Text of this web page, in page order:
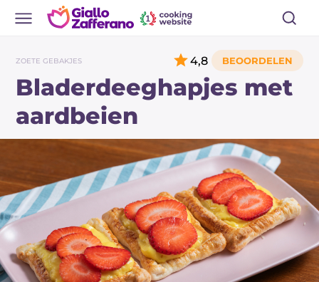
ZOETE GEBAKJES
Bladerdeeghapjes met
aardbeien
4,8